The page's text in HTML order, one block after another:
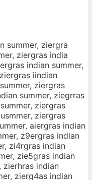
summer, ziergra
ziergras india
indian summer,
iindian
ziergras
summer, ziegrras
ziergras
ziergras
aiergras indian
z9ergras indian
zi4rgras indian
zie5gras indian
zierhras indian
zierg4as indian